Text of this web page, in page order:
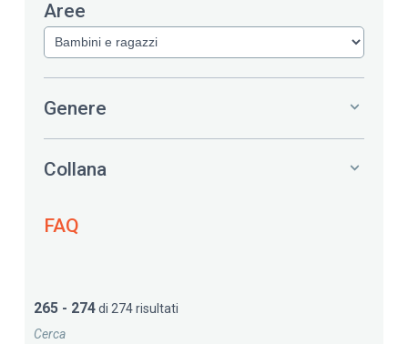
paneAree
Genere
Collana
FAQ
265 - 274di 274 risultati
Cerca